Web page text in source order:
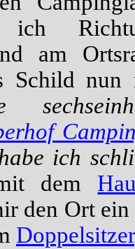
ich
am
Schild nun
ich
dem
den Ort
Doppelsitzer